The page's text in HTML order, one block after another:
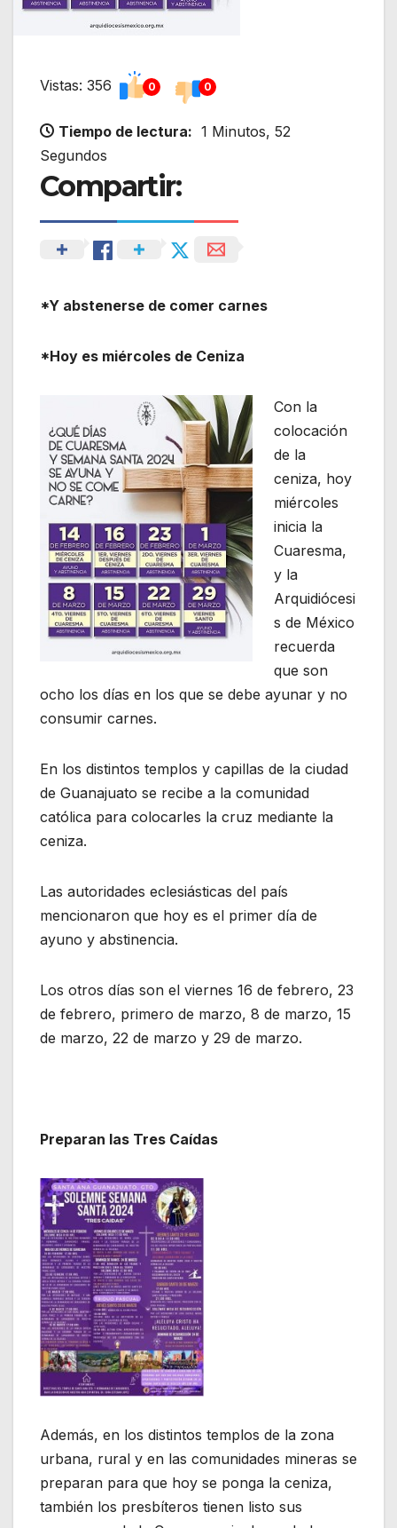
Vistas: 356 0 0
Tiempo de lectura: 1 Minutos, 52
Segundos
Compartir:
*Y abstenerse de comer carnes
*Hoy es miércoles de Ceniza
Con la
colocación
de la
ceniza, hoy
miércoles
inicia la
Cuaresma,
y la
Arquidiócesi
s de México
recuerda
que son
ocho los días en los que se debe ayunar y no
consumir carnes.
En los distintos templos y capillas de la ciudad
de Guanajuato se recibe a la comunidad
católica para colocarles la cruz mediante la
ceniza.
Las autoridades eclesiásticas del país
mencionaron que hoy es el primer día de
ayuno y abstinencia.
Los otros días son el viernes 16 de febrero, 23
de febrero, primero de marzo, 8 de marzo, 15
de marzo, 22 de marzo y 29 de marzo.
Preparan las Tres Caídas
Además, en los distintos templos de la zona
urbana, rural y en las comunidades mineras se
preparan para que hoy se ponga la ceniza,
también los presbíteros tienen listo sus